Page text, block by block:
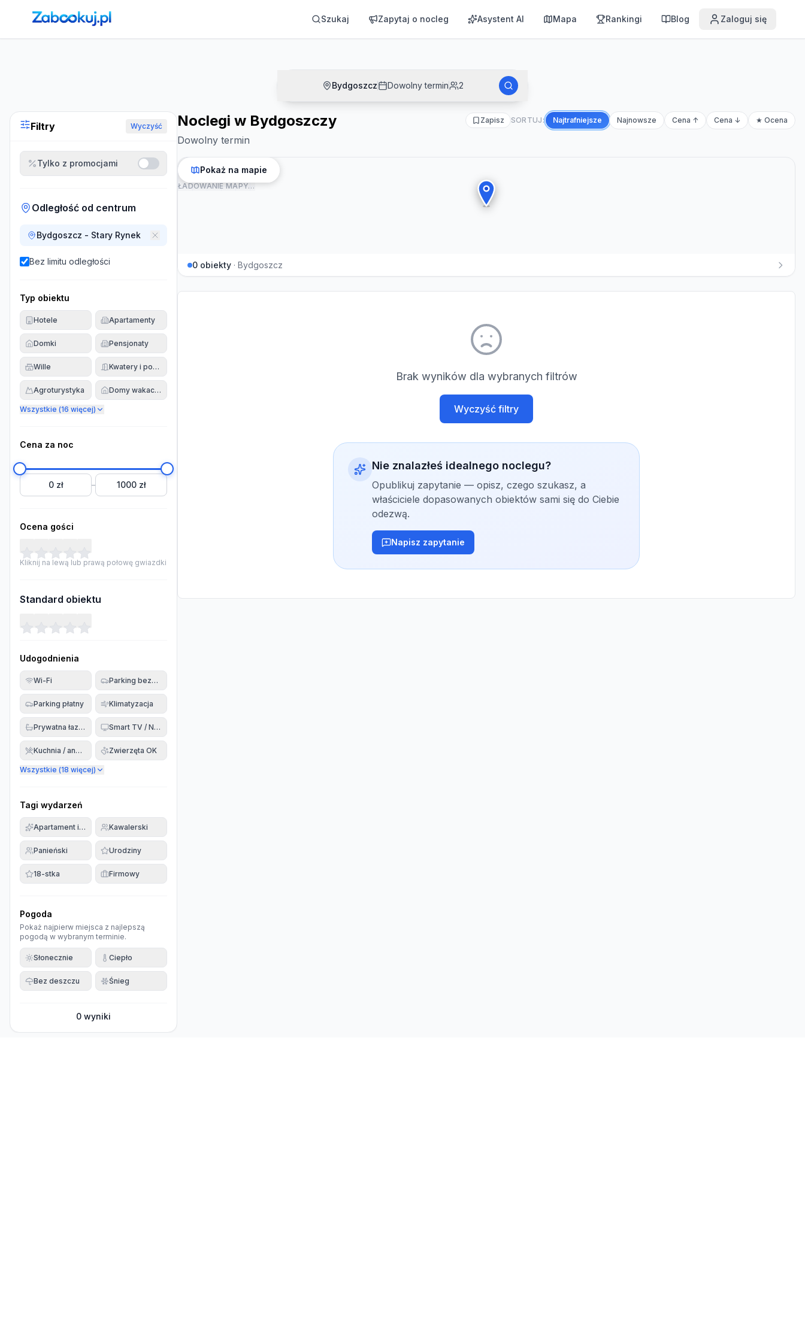
Strona główna ›Noclegi Szukaj Zapytaj o nocleg Asystent AI Mapa Rankingi Blog Zaloguj się
Bydgoszcz Dowolny termin 2
Filtry Wyczyść
Tylko z promocjami
Odległość od centrum
Bydgoszcz - Stary Rynek
Bez limitu odległości
Typ obiektu
Hotele Apartamenty
Domki Pensjonaty
Wille Kwatery i pokoje
Agroturystyka Domy wakacyjne
Wszystkie (16 więcej)
Cena za noc
0 zł – 1000 zł
Ocena gości
Kliknij na lewą lub prawą połowę gwiazdki
Standard obiektu
Udogodnienia
Wi-Fi Parking bezpłatny
Parking płatny Klimatyzacja
Prywatna łazienka Smart TV / Netflix
Kuchnia / aneks Zwierzęta OK
Wszystkie (18 więcej)
Tagi wydarzeń
Apartament imprezowyKawalerski
Panieński Urodziny
18-stka Firmowy
Pogoda
Pokaż najpierw miejsca z najlepszą
pogodą w wybranym terminie.
Słonecznie Ciepło
Bez deszczu Śnieg
0 wyniki
Noclegi w Bydgoszczy
Dowolny termin
Zapisz SORTUJ: Najtrafniejsze Najnowsze Cena ↑ Cena ↓ ★ Ocena
ŁADOWANIE MAPY…
Pokaż na mapie
0 obiekty · Bydgoszcz
Brak wyników dla wybranych filtrów
Wyczyść filtry
Nie znalazłeś idealnego noclegu?
Opublikuj zapytanie — opisz, czego szukasz, a
właściciele dopasowanych obiektów sami się do Ciebie
odezwą.
Napisz zapytanie